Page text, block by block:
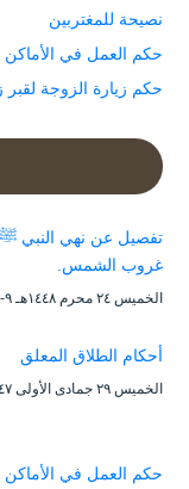
نصيحة للمغتربين
حكم العمل في الأماكن
حكم زيارة الزوجة لقبر
تفصيل عن نهي النبي
غروب الشمس.
الخميس ۲٤ محرم ۱٤٤۸هـ ۹-۷-۲۰۲٦م
أحكام الطلاق المعلق
الخميس ۲۹ جمادى الأولى ۱٤٤۷هـ ۲۰-۱۱-۲۰۲۵م
حكم العمل في الأماكن